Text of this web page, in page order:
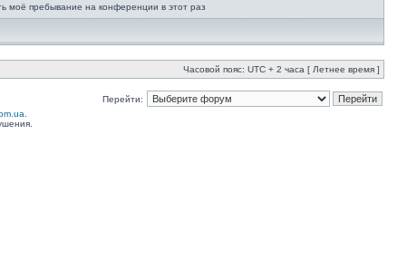
моё пребывание на конференции в этот раз
Часовой пояс: UTC + 2 часа [ Летнее время ]
Перейти: